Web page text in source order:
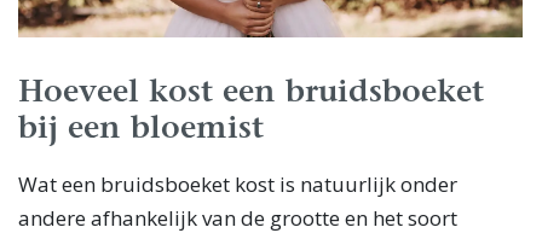
Hoeveel kost een bruidsboeket
bij een bloemist
Wat een bruidsboeket kost is natuurlijk onder
andere afhankelijk van de grootte en het soort